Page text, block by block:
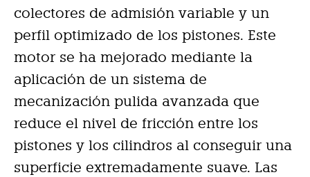
colectores de admisión variable y un
perfil optimizado de los pistones. Este
motor se ha mejorado mediante la
aplicación de un sistema de
mecanización pulida avanzada que
reduce el nivel de fricción entre los
pistones y los cilindros al conseguir una
superficie extremadamente suave. Las